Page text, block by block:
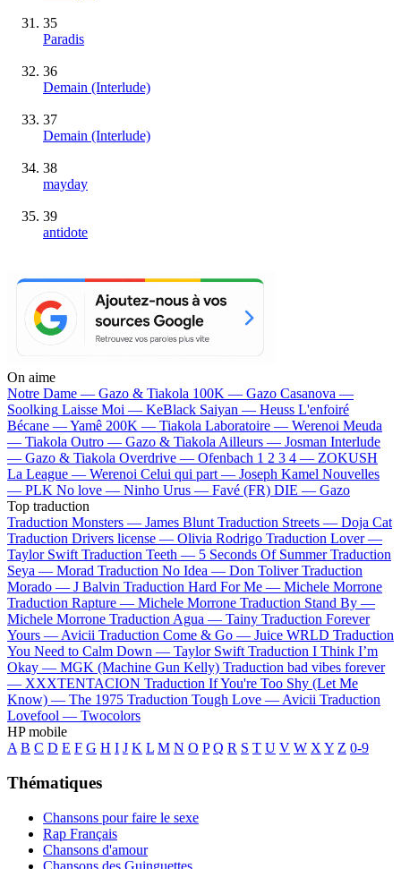
35
Paradis
36
Demain (Interlude)
37
Demain (Interlude)
38
mayday
39
antidote
On aime
Notre Dame — Gazo & Tiakola 100K — Gazo Casanova —
Soolking Laisse Moi — KeBlack Saiyan — Heuss L'enfoiré
Bécane —Yamê 200K — Tiakola Laboratoire — Werenoi Meuda
— Tiakola Outro — Gazo & Tiakola Ailleurs — Josman Interlude
— Gazo & Tiakola Overdrive — Ofenbach 1 2 3 4 — ZOKUSH
La League — Werenoi Celui qui part — Joseph Kamel Nouvelles
— PLK No love — Ninho Urus — Favé (FR) DIE — Gazo
Top traduction
Traduction Monsters — James Blunt Traduction Streets — Doja Cat
Traduction Drivers license — Olivia Rodrigo Traduction Lover —
Taylor Swift Traduction Teeth — 5 Seconds Of Summer Traduction
Seya — Morad Traduction No Idea — Don Toliver Traduction
Morado — J Balvin Traduction Hard For Me — Michele Morrone
Traduction Rapture — Michele Morrone Traduction Stand By —
Michele Morrone Traduction Agua — Tainy Traduction Forever
Yours — Avicii Traduction Come & Go — Juice WRLD Traduction
You Need to Calm Down — Taylor Swift Traduction I Think I’m
Okay — MGK (Machine Gun Kelly) Traduction bad vibes forever
— XXXTENTACION Traduction If You're Too Shy (Let Me
Know) — The 1975 Traduction Tough Love — Avicii Traduction
Lovefool — Twocolors
HP mobile
A B C D E F G H I J K L M N O P Q R S T U V W X Y Z 0-9
Thématiques
Chansons pour faire le sexe
Rap Français
Chansons d'amour
Chansons des Guinguettes